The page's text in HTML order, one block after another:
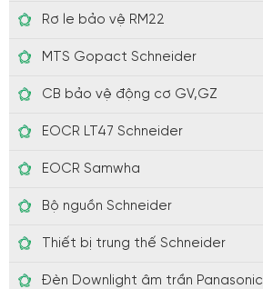
Rơ le bảo vệ RM22
MTS Gopact Schneider
CB bảo vệ động cơ GV,GZ
EOCR LT47 Schneider
EOCR Samwha
Bộ nguồn Schneider
Thiết bị trung thế Schneider
Đèn Downlight âm trần Panasonic